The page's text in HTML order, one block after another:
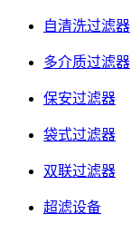
自清洗过滤器
多介质过滤器
保安过滤器
袋式过滤器
双联过滤器
超滤设备